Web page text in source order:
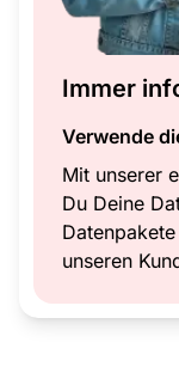
Immer
Verwende
Mit unserer
Du Deine
unseren